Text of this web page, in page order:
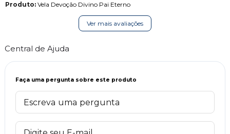
Produto:Vela Devoção Divino Pai Eterno
Ver mais avaliações
Central de Ajuda
Faça uma pergunta sobre este produto